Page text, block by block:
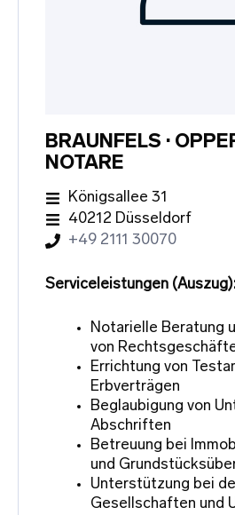
BRAUNFELS ·
NOTARE
Königsallee 31
40212 Düsseldorf
+49 2111 30070
Serviceleistungen
Notarielle Beratung
von
Errichtung von
Erbverträgen
Beglaubigung von
Abschriften
Betreuung bei
und
Unterstützung bei
Gesellschaften und